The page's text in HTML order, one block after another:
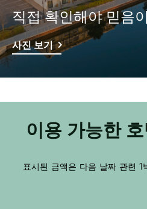
직접 확인해야 믿음
사진 보기
이용 가능한
표시된 금액은 다음 날짜 관련 1